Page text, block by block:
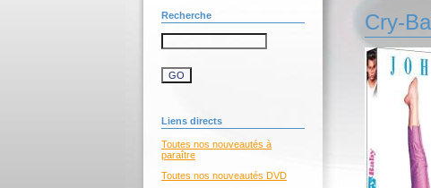
Recherche
Liens directs
Toutes nos nouveautés à
paraître
Toutes nos nouveautés DVD
Cry-